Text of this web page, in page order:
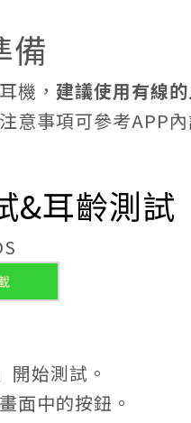
備
機， 建議使用有線
意事項可參考APP內
&耳齡測試
開始測試。
面中的按鈕。